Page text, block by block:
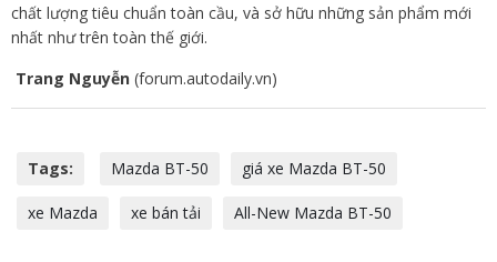
chất lượng tiêu chuẩn toàn cầu, và sở hữu những sản phẩm mới
nhất như trên toàn thế giới.
Trang Nguyễn (forum.autodaily.vn)
Tags: Mazda BT-50 giá xe Mazda BT-50
xe Mazda xe bán tải All-New Mazda BT-50